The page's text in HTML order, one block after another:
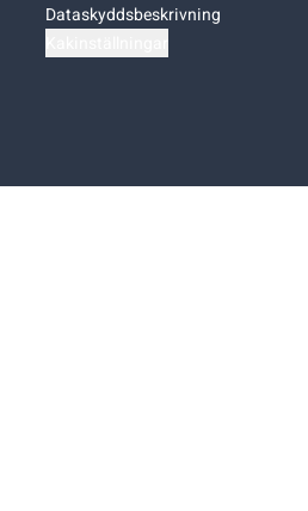
Dataskyddsbeskrivning